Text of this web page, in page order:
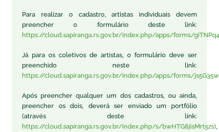
Para realizar o cadastro, artistas individuais devem
preencher o formulário deste link:
https://cloud.sapiranga.rs.gov.br/index.php/apps/forms/
Já para os coletivos de artistas, o formulário deve ser
preenchido neste link:
https://cloud.sapiranga.rs.gov.br/index.php/apps/forms/
Após preencher qualquer um dos cadastros, ou ainda,
preencher os dois, deverá ser enviado um portfólio
(através deste link:
https://cloud.sapiranga.rs.gov.br/index.php/s/bwHTG8jisMrt5zs)